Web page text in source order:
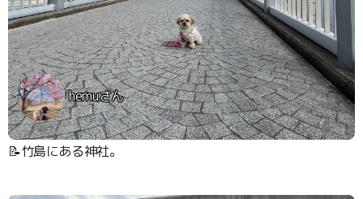
hemuさん
📝竹島にある神社。